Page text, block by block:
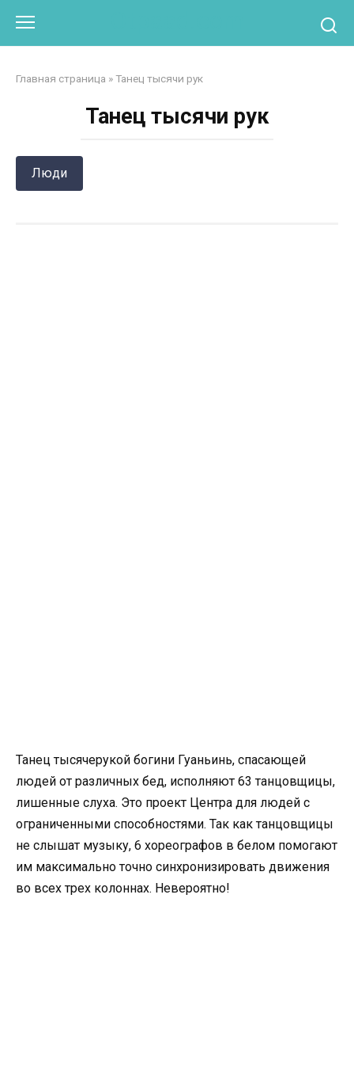
контенту
Главная страница »Танец тысячи рук
Танец тысячи рук
Люди
Танец тысячерукой богини Гуаньинь, спасающей
людей от различных бед, исполняют 63 танцовщицы,
лишенные слуха. Это проект Центра для людей с
ограниченными способностями. Так как танцовщицы
не слышат музыку, 6 хореографов в белом помогают
им максимально точно синхронизировать движения
во всех трех колоннах. Невероятно!